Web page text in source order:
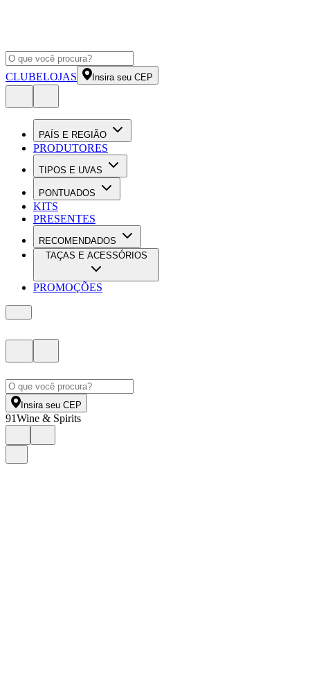
CLUBELOJAS Insira seu CEP
PAÍS E REGIÃO
PRODUTORES
TIPOS E UVAS
PONTUADOS
KITS
PRESENTES
RECOMENDADOS
TAÇAS E ACESSÓRIOS
PROMOÇÕES
Insira seu CEP
91Wine & Spirits